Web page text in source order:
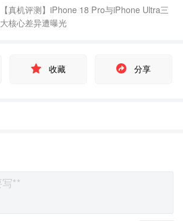
【真机评测】iPhone 18 Pro与iPhone Ultra三
大核心差异遭曝光
收藏 分享